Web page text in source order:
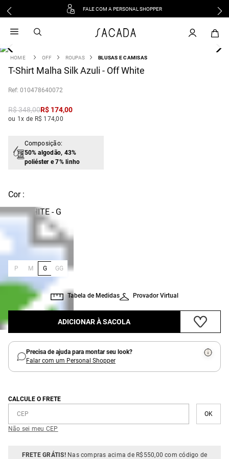
FALE COM A PERSONAL SHOPPER
OFF ROUPAS BLUSAS E CAMISAS
T-Shirt Malha Silk Azuli - Off White
: 010478640072
R$348,00R$ 174,00
ou 1x de R$ 174,00
Composição:
50% algodão, 43%
poliéster e 7% linho
Cor :
OFF WHITE - G
:
P M G GG
Provador Virtual
Tabela de Medidas
ADICIONAR À SACOLA
Precisa de ajuda para montar seu look?
Falar com um Personal Shopper
CALCULE O FRETE
Não sei meu CEP
FRETE GRÁTIS!Nas compras acima de R$550,00 com código de
vestido
3 º blusa
º tricot
º macacão
jeans
º camisa